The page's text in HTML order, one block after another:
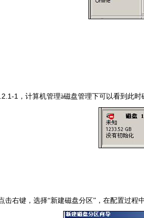
1 ，计算机管理à磁盘管理下可以看到此时
击右键，选择“新建磁盘分区”，在配置过程